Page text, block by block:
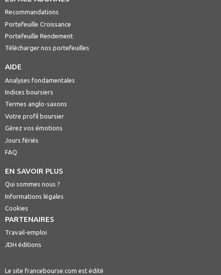
Recommandations
Portefeuille Croissance
Portefeuille Rendement
Télécharger nos portefeuilles
AIDE
Analyses fondamentales
Indices boursiers
Termes anglo-saxons
Votre profil boursier
Gérez vos émotions
Jours fériés
FAQ
EN SAVOIR PLUS
Qui sommes nous ?
Informations légales
Cookies
PARTENAIRES
Travail-emploi
JDH éditions
Le site francebourse.com est édité